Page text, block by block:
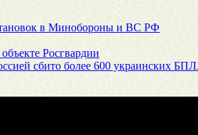
в Минобороны и ВС РФ
Росгвардии
сбито более 600 украинских